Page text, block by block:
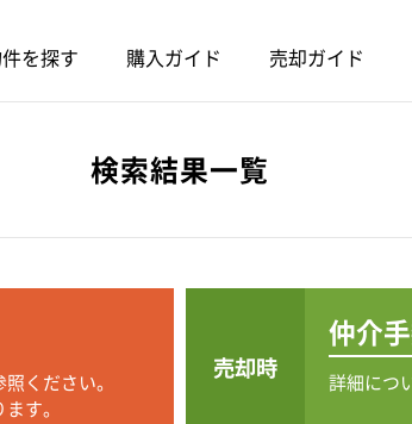
を探す 購入ガイド 売却ガイド
検索結果一覧
ください。
す。
売却時
仲介
詳細につ